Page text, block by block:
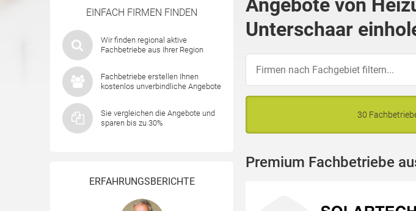
EINFACH FIRMEN FINDEN
Wir finden regional aktive
Fachbetriebe aus Ihrer Region
Fachbetriebe erstellen Ihnen
kostenlos unverbindliche Angebote
Sie vergleichen die Angebote und
sparen bis zu 30%
ERFAHRUNGSBERICHTE
Angebote von
Unterschaar
30
Premium Fachbetriebe